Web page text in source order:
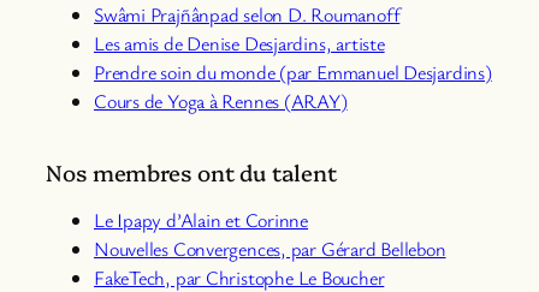
Swâmi Prajñânpad selon D. Roumanoff
Les amis de Denise Desjardins, artiste
Prendre soin du monde (par Emmanuel Desjardins)
Cours de Yoga à Rennes (ARAY)
Nos membres ont du talent
Le Ipapy d’Alain et Corinne
Nouvelles Convergences, par Gérard Bellebon
FakeTech, par Christophe Le Boucher